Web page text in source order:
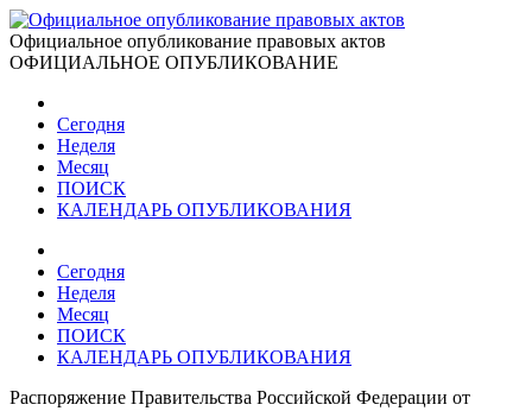
Официальное опубликование правовых актов
ОФИЦИАЛЬНОЕ ОПУБЛИКОВАНИЕ
Сегодня
Неделя
Месяц
ПОИСК
КАЛЕНДАРЬ ОПУБЛИКОВАНИЯ
Сегодня
Неделя
Месяц
ПОИСК
КАЛЕНДАРЬ ОПУБЛИКОВАНИЯ
Распоряжение Правительства Российской Федерации от